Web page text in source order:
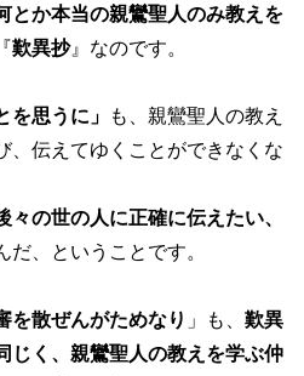
とか本当の親鸞聖人のみ教えを
歎異抄』なのです。
を思うに」
も、親鸞聖人の教え
、伝えてゆくことができなくな
の世の人に正確に伝えたい、
、ということです。
を散ぜんがためなり 」も、 歎異
じく、親鸞聖人の教えを学ぶ仲